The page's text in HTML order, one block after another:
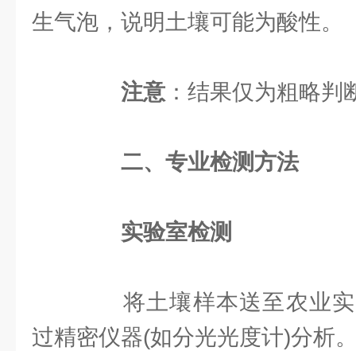
生气泡，说明土壤可能为酸性。
注意 ：结果仅为粗略
二、专业检测方法
实验室检测
将土壤样本送至农业实
过精密仪器(如分光光度计)分析